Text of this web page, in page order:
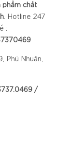
phẩm chất
. Hotline 247
:
Phú Nhuận,
/